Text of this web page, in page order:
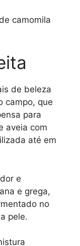
camomila
de beleza
campo, que
para
aveia com
até em
e
e grega,
no
pele.